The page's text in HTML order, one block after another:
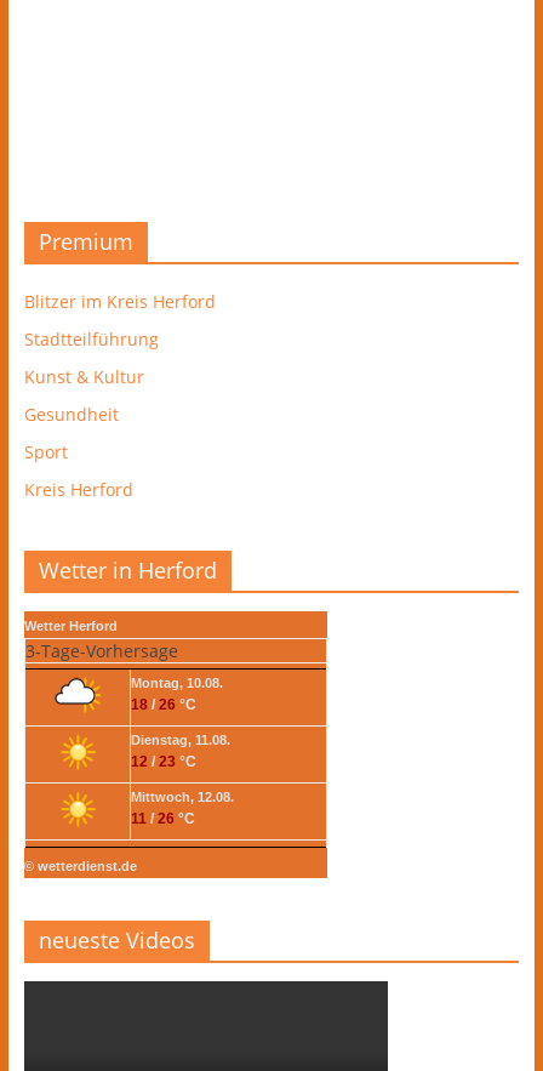
Premium
Blitzer im Kreis Herford
Stadtteilführung
Kunst & Kultur
Gesundheit
Sport
Kreis Herford
Wetter in Herford
Wetter Herford
3-Tage-Vorhersage
Montag, 10.08.
18/ 26 °C
Dienstag, 11.08.
12 / 23 °C
Mittwoch, 12.08.
11/ 26 °C
© wetterdienst.de
neueste Videos